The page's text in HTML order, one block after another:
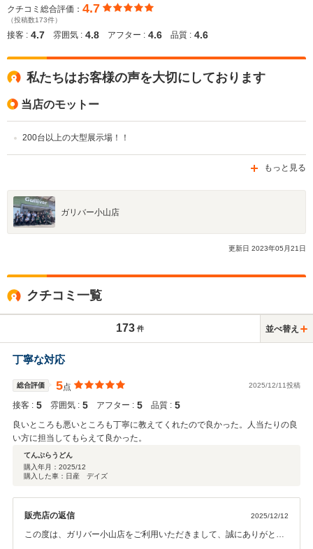
クチコミ総合評価： 4.7
（投稿数173件）
接客 : 4.7 雰囲気 : 4.8 アフター : 4.6 品質 : 4.6
私たちはお客様の声を大切にしております
当店のモットー
200台以上の大型展示場！！
もっと見る
ガリバー小山店
更新日 2023年05 月21 日
クチコミ一覧
173 件 並べ替え
丁寧な対応
総合評価 5点 2025/12/11投稿
接客 : 5 雰囲気 : 5 アフター : 5 品質 : 5
良いところも悪いところも丁寧に教えてくれたので良かった。人当たりの良
い方に担当してもらえて良かった。
てんぷらうどん
購入年月： 2025/12
購入した車：日産 デイズ
販売店の返信 2025/12/12
この度は、ガリバー小山店をご利用いただきまして、誠にありがとう